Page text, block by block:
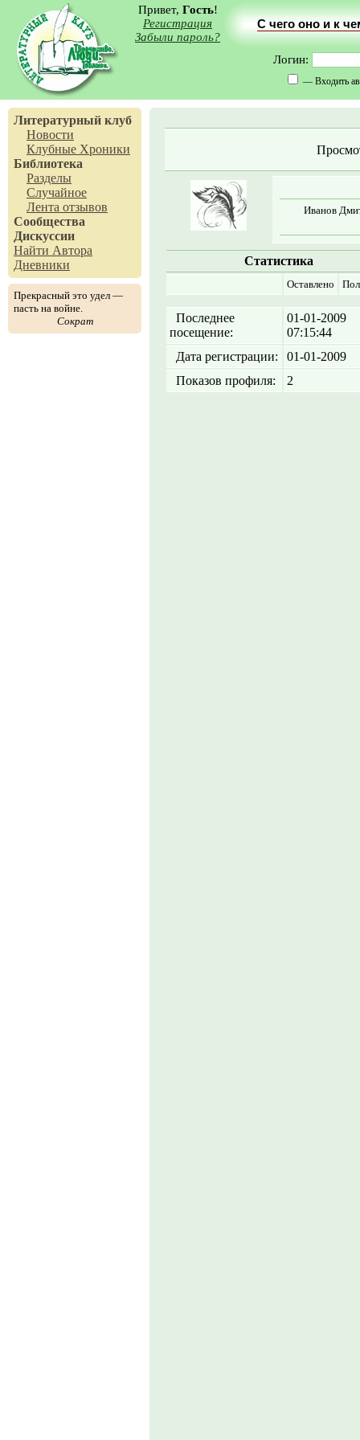
Привет, Гость!
Регистрация
Забыли пароль?
С чего оно и к
Логин:
— Входить
Литературный клуб
Новости
Клубные Хроники
Библиотека
Разделы
Случайное
Лента отзывов
Сообщества
Дискуссии
Найти Автора
Дневники
Прекрасный это удел —
пасть на войне.
Сократ
Иванов
Статистика
Оставлено
Последнее
посещение:
01-01-2009
07:15:44
Дата регистрации:
01-01-2009
Показов профиля:
2